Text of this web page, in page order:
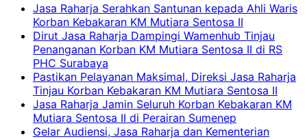
Jasa Raharja Serahkan Santunan kepada Ahli Waris
Korban Kebakaran KM Mutiara Sentosa II
Dirut Jasa Raharja Dampingi Wamenhub Tinjau
Penanganan Korban KM Mutiara Sentosa II di RS
PHC Surabaya
Pastikan Pelayanan Maksimal, Direksi Jasa Raharja
Tinjau Korban Kebakaran KM Mutiara Sentosa II
Jasa Raharja Jamin Seluruh Korban Kebakaran KM
Mutiara Sentosa II di Perairan Sumenep
Gelar Audiensi, Jasa Raharja dan Kementerian